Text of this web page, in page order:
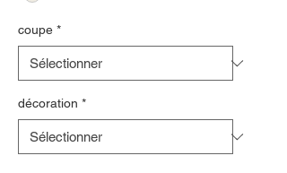
coupe *
décoration *